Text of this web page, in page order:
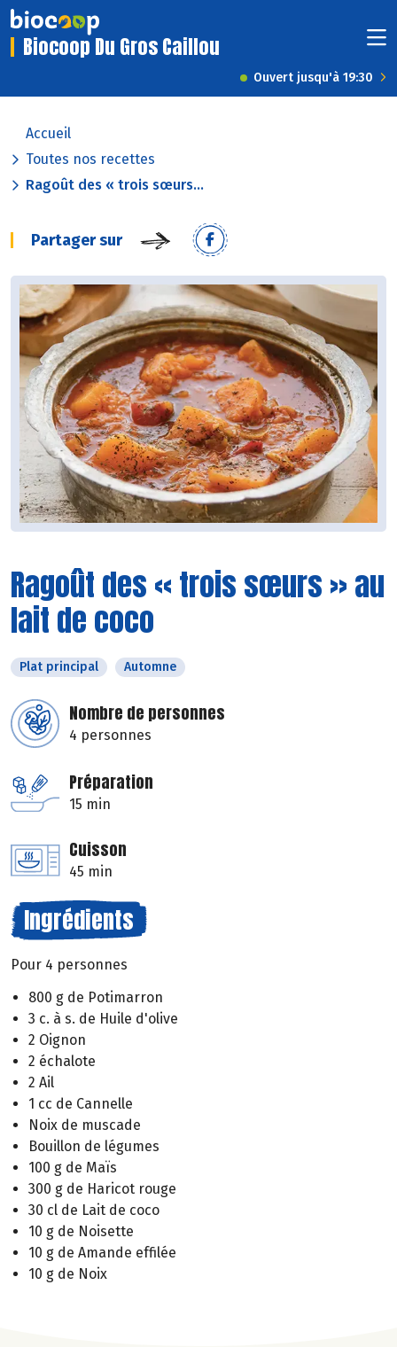
Biocoop Du Gros Caillou
Ouvert jusqu'à 19:30
Accueil
Toutes nos recettes
Ragoût des « trois sœurs...
Partager sur
Ragoût des « trois sœurs » au
lait de coco
Plat principal Automne
Nombre de personnes
4 personnes
Préparation
15 min
Cuisson
45 min
Ingrédients
Pour 4 personnes
800 g de Potimarron
3 c. à s. de Huile d'olive
2 Oignon
2 échalote
2 Ail
1 cc de Cannelle
Noix de muscade
Bouillon de légumes
100 g de Maïs
300 g de Haricot rouge
30 cl de Lait de coco
10 g de Noisette
10 g de Amande effilée
10 g de Noix